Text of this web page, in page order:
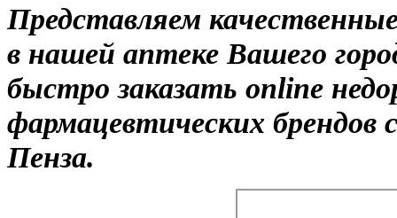
Представляем
в нашей аптеке Вашего
быстро заказать online
фармацевтических брендов
Пенза.